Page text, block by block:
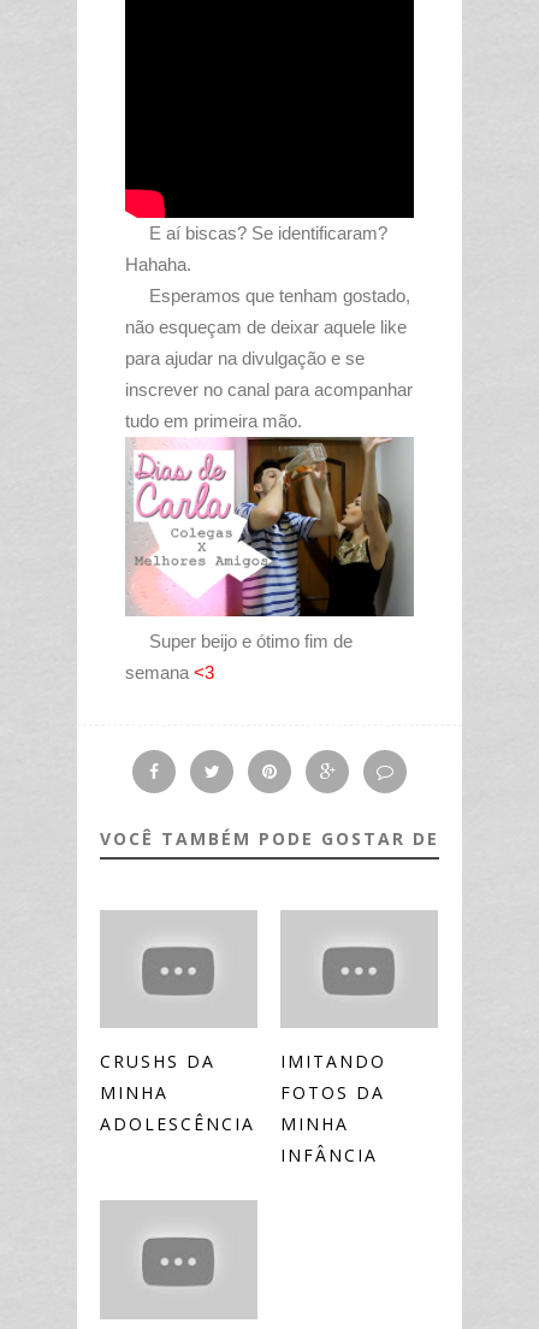
E aí biscas? Se identificaram?
Hahaha.
Esperamos que tenham gostado,
não esqueçam de deixar aquele like
para ajudar na divulgação e se
inscrever no canal para acompanhar
tudo em primeira mão.
Super beijo e ótimo fim de
semana <3
VOCÊ TAMBÉM PODE GOSTAR DE
CRUSHS DA
MINHA
ADOLESCÊNCIA
IMITANDO
FOTOS DA
MINHA
INFÂNCIA